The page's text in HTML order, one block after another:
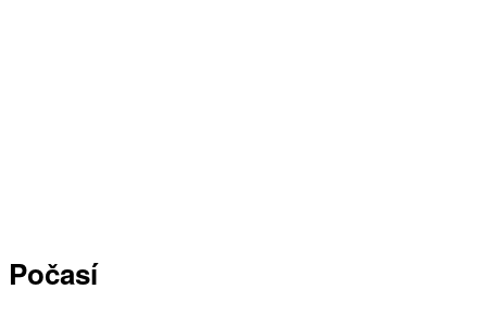
Počasí